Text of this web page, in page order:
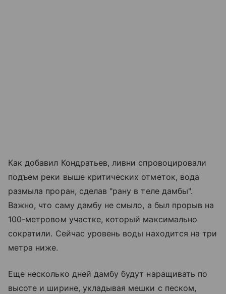
Как добавил Кондратьев, ливни спровоцировали
подъем реки выше критических отметок, вода
размыла проран, сделав "рану в теле дамбы".
Важно, что саму дамбу не смыло, а был прорыв на
100-метровом участке, который максимально
сократили. Сейчас уровень воды находится на три
метра ниже.
Еще несколько дней дамбу будут наращивать по
высоте и ширине, укладывая мешки с песком,